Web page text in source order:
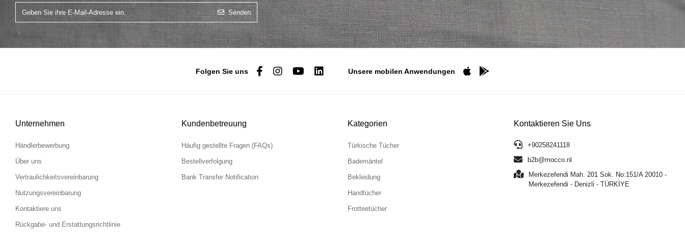
Senden
Folgen Sie uns Unsere mobilen Anwendungen
Unternehmen
Händlerbewerbung
Über uns
Vertraulichkeitsvereinbarung
Nutzungsvereinbarung
Kontaktiere uns
Rückgabe- und Erstattungsrichtlinie
Kundenbetreuung
Häufig gestellte Fragen (FAQs)
Bestellverfolgung
Bank Transfer Notification
Kategorien
Türkische Tücher
Bademäntel
Bekleidung
Handtücher
Frotteetücher
Kontaktieren Sie Uns
+90258241118
b2b@mocco.nl
Merkezefendi Mah. 201 Sok. No:151/A 20010 -
Merkezefendi - Denizli - TÜRKİYE